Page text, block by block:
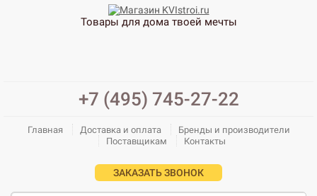
Товары для дома твоей мечты
+7 (495) 745-27-22
Главная Доставка и оплата
Бренды и производители
Поставщикам
Контакты
ЗАКАЗАТЬ ЗВОНОК